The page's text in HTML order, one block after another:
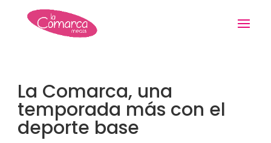
La Comarca, una
temporada más con el
deporte base